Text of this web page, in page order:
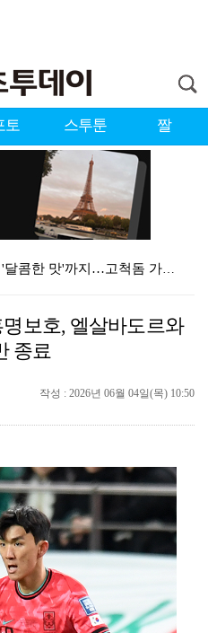
토 스투툰 짤
에스파, '쇠맛'부터 '달콤한 맛'까지…고척돔 가득 채…
'리그 2연패 정조준' 아스널, 뉴캐슬서 기마랑이스 영…
'첫 승 도전' 장은수 "우승 의식하기보다 내 플레이에…
박지민 아나운서 "발리까지 갔는데…'피의 게임2' 출연…
한국 남자배구, 중국 3-0 완파하고 동아시아선수권 결…
보호, 엘살바도르와
종료
작성 : 2026년 06월 04일(목) 10:50